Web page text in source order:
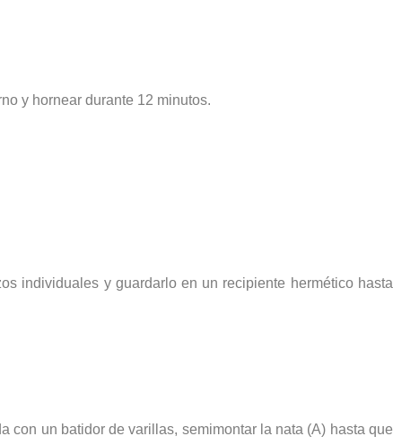
y hornear durante 12 minutos.
individuales y guardarlo en un recipiente hermético hasta
con un batidor de varillas, semimontarla nata (A) hasta que